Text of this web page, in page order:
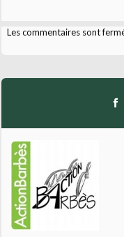
Les commentaires sont